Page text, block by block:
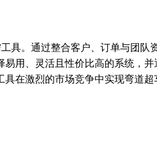
具。通过整合客户、订单与团
用、灵活且性价比高的系统，
在激烈的市场竞争中实现弯道超